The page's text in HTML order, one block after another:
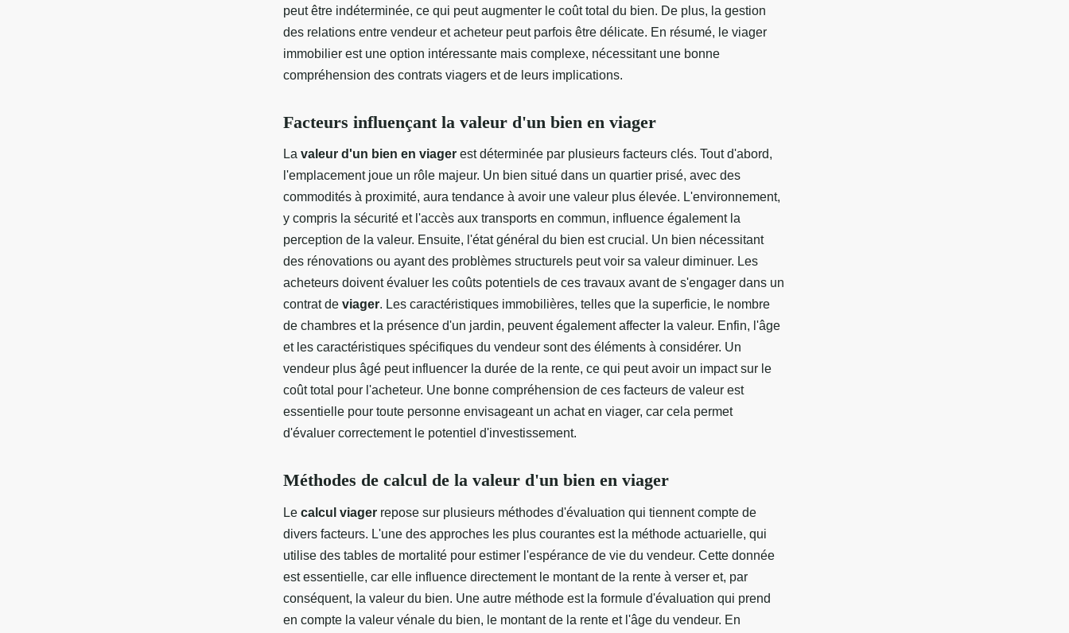
peut être indéterminée, ce qui peut augmenter le coût total du bien. De plus, la gestion
des relations entre vendeur et acheteur peut parfois être délicate. En résumé, le viager
immobilier est une option intéressante mais complexe, nécessitant une bonne
compréhension des contrats viagers et de leurs implications.
Facteurs influençant la valeur d'un bien en viager
La valeur d'un bien en viager est déterminée par plusieurs facteurs clés. Tout d'abord,
l'emplacement joue un rôle majeur. Un bien situé dans un quartier prisé, avec des
commodités à proximité, aura tendance à avoir une valeur plus élevée. L'environnement,
y compris la sécurité et l'accès aux transports en commun, influence également la
perception de la valeur. Ensuite, l'état général du bien est crucial. Un bien nécessitant
des rénovations ou ayant des problèmes structurels peut voir sa valeur diminuer. Les
acheteurs doivent évaluer les coûts potentiels de ces travaux avant de s'engager dans un
contrat de viager. Les caractéristiques immobilières, telles que la superficie, le nombre
de chambres et la présence d'un jardin, peuvent également affecter la valeur. Enfin, l'âge
et les caractéristiques spécifiques du vendeur sont des éléments à considérer. Un
vendeur plus âgé peut influencer la durée de la rente, ce qui peut avoir un impact sur le
coût total pour l'acheteur. Une bonne compréhension de ces facteurs de valeur est
essentielle pour toute personne envisageant un achat en viager, car cela permet
d'évaluer correctement le potentiel d'investissement.
Méthodes de calcul de la valeur d'un bien en viager
Le calcul viager repose sur plusieurs méthodes d'évaluation qui tiennent compte de
divers facteurs. L'une des approches les plus courantes est la méthode actuarielle, qui
utilise des tables de mortalité pour estimer l'espérance de vie du vendeur. Cette donnée
est essentielle, car elle influence directement le montant de la rente à verser et, par
conséquent, la valeur du bien. Une autre méthode est la formule d'évaluation qui prend
en compte la valeur vénale du bien, le montant de la rente et l'âge du vendeur. En